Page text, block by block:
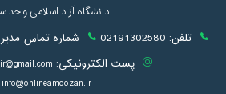
دانشگاه آزاد اسلامی واحد
تلفن: 02191302580 شماره تماس
پست الکترونیکی:
info@onlineamoozan.ir